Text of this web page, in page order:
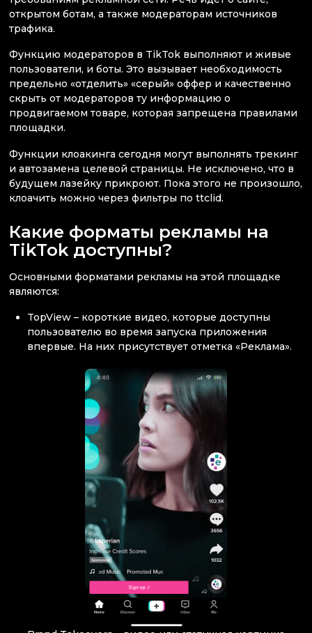
открытом ботам, а также модераторам источников
трафика.
Функцию модераторов в TikTok выполняют и живые
пользователи, и боты. Это вызывает необходимость
предельно «отделить» «серый» оффер и качественно
скрыть от модераторов ту информацию о
продвигаемом товаре, которая запрещена правилами
площадки.
Функции клоакинга сегодня могут выполнять трекинг
и автозамена целевой страницы. Не исключено, что в
будущем лазейку прикроют. Пока этого не произошло,
клоачить можно через фильтры по ttclid.
Какие форматы рекламы на
TikTok доступны?
Основными форматами рекламы на этой площадке
являются:
TopView – короткие видео, которые доступны
пользователю во время запуска приложения
впервые. На них присутствует отметка «Реклама».